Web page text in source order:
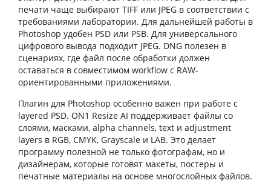
печати чаще выбирают TIFF или JPEG в соответствии с
требованиями лаборатории. Для дальнейшей работы в
Photoshop удобен PSD или PSB. Для универсального
цифрового вывода подходит JPEG. DNG полезен в
сценариях, где файл после обработки должен
оставаться в совместимом workflow с RAW-
ориентированными приложениями.
Плагин для Photoshop особенно важен при работе с
layered PSD. ON1 Resize AI поддерживает файлы со
слоями, масками, alpha channels, text и adjustment
layers в RGB, CMYK, Grayscale и LAB. Это делает
программу полезной не только фотографам, но и
дизайнерам, которые готовят макеты, постеры и
печатные материалы на основе многослойных файлов.